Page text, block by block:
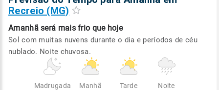
Recreio (MG)
Amanhã será mais frio que hoje
Sol com muitas nuvens durante o dia e períodos de céu
nublado. Noite chuvosa.
Madrugada Manhã Tarde Noite